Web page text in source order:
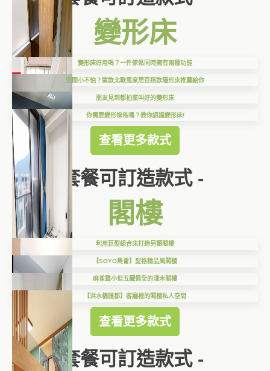
變形床
變形床好用嗎？一件傢俬同時擁有兩種功能
空間小不怕？這款北歐風家居百搭款隱形床推薦給你
朋友見到都拍案叫好的變形床
你需要變形傢俬嗎？教你認識變形床!
查看更多款式
套餐可訂造款式 -
閣樓
利用巨型組合床打造另類閣樓
【SOYO雋薈】型格精品風閣樓
麻雀雖小但五臟俱全的淺木閣樓
【洪水橋匯都】客廳裡的閣樓私人空間
查看更多款式
套餐可訂造款式 -